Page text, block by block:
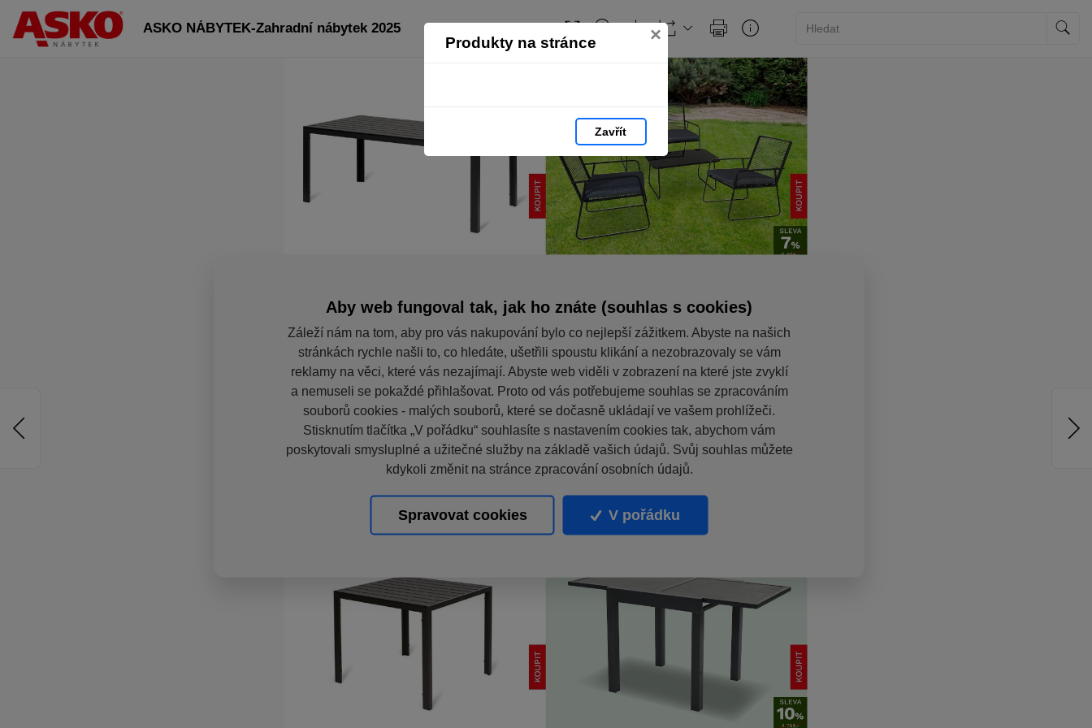
Produkty na stránce ×
Zavřít
ASKO NÁBYTEK-Zahradní nábytek 2025
Aby web fungoval tak, jak ho znáte (souhlas s cookies)
Záleží nám na tom, aby pro vás nakupování bylo co nejlepší zážitkem. Abyste na našich
stránkách rychle našli to, co hledáte, ušetřili spoustu klikání a nezobrazovaly se vám
reklamy na věci, které vás nezajímají. Abyste web viděli v zobrazení na které jste zvyklí
a nemuseli se pokaždé přihlašovat. Proto od vás potřebujeme souhlas se zpracováním
souborů cookies - malých souborů, které se dočasně ukládají ve vašem prohlížeči.
Stisknutím tlačítka „V pořádku“ souhlasíte s nastavením cookies tak, abychom vám
poskytovali smysluplné a užitečné služby na základě vašich údajů. Svůj souhlas můžete
kdykoli změnit na stránce zpracování osobních údajů.
Spravovat cookies V pořádku